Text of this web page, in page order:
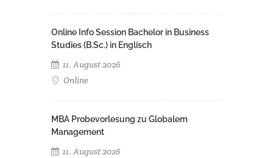
Online Info Session Bachelor in Business
Studies (B.Sc.) in Englisch
11. August 2026
Online
MBA Probevorlesung zu Globalem
Management
11. August 2026